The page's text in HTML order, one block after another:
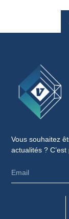
Vous souhaitez
actualités ? C’est